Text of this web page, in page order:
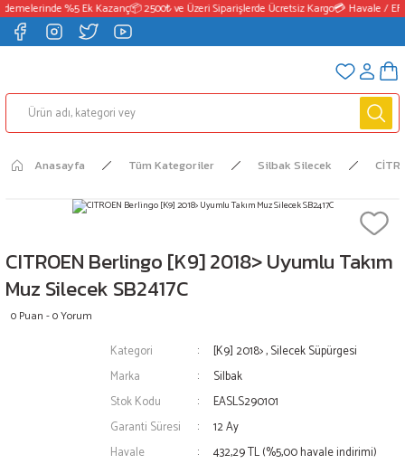
%5 Ek Kazanç📦 2500₺ ve Üzeri Siparişlerde Ücretsiz Kargo💳 Havale /
Anasayfa Tüm Kategoriler Silbak Silecek
CITROEN Berlingo [K9] 2018> Uyumlu Takım
Muz Silecek SB2417C
0 Puan - 0 Yorum
Kategori [K9] 2018>,Silecek Süpürgesi
Marka
Silbak
Stok Kodu
EASLS290101
Garanti Süresi
12 Ay
Havale
432,29 TL (%5,00 havale indirimi)